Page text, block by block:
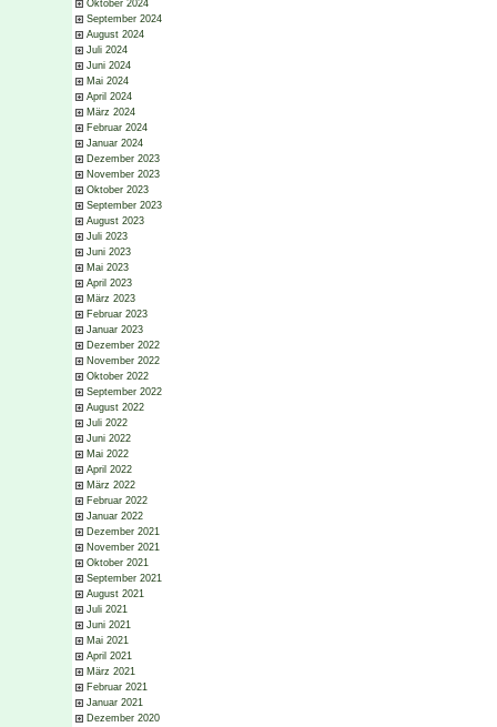
Oktober 2024
September 2024
August 2024
Juli 2024
Juni 2024
Mai 2024
April 2024
März 2024
Februar 2024
Januar 2024
Dezember 2023
November 2023
Oktober 2023
September 2023
August 2023
Juli 2023
Juni 2023
Mai 2023
April 2023
März 2023
Februar 2023
Januar 2023
Dezember 2022
November 2022
Oktober 2022
September 2022
August 2022
Juli 2022
Juni 2022
Mai 2022
April 2022
März 2022
Februar 2022
Januar 2022
Dezember 2021
November 2021
Oktober 2021
September 2021
August 2021
Juli 2021
Juni 2021
Mai 2021
April 2021
März 2021
Februar 2021
Januar 2021
Dezember 2020